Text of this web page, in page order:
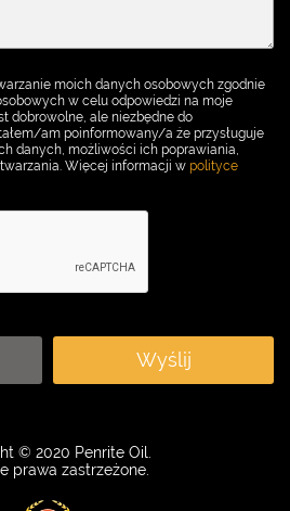
moich danych osobowych zgodnie
w celu odpowiedzi na moje
dobrowolne, ale niezbędne do
am poinformowany/a że przysługuje
danych, możliwości ich poprawiania,
Więcej informacji w polityce
Wyślij
© 2020 Penrite Oil.
prawa zastrzeżone.